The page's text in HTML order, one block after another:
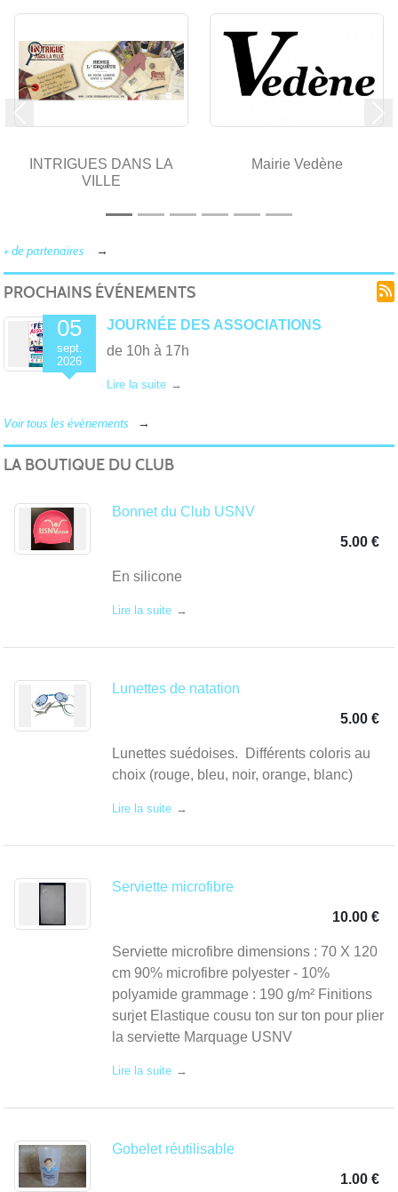
et
INTRIGUES DANS LA
VILLE
Mairie Vedène
+ de partenaires
PROCHAINS ÉVÉNEMENTS
05
sept.
2026
JOURNÉE DES ASSOCIATIONS
de 10h à 17h
Lire la suite
Voir tous les évènements
LA BOUTIQUE DU CLUB
Bonnet du Club USNV
5.00 €
En silicone
Lire la suite
Lunettes de natation
5.00 €
Lunettes suédoises. Différents coloris au
choix (rouge, bleu, noir, orange, blanc)
Lire la suite
Serviette microfibre
10.00 €
Serviette microfibre dimensions : 70 X 120
cm 90% microfibre polyester - 10%
polyamide grammage : 190 g/m² Finitions
surjet Elastique cousu ton sur ton pour plier
la serviette Marquage USNV
Lire la suite
Gobelet réutilisable
1.00 €